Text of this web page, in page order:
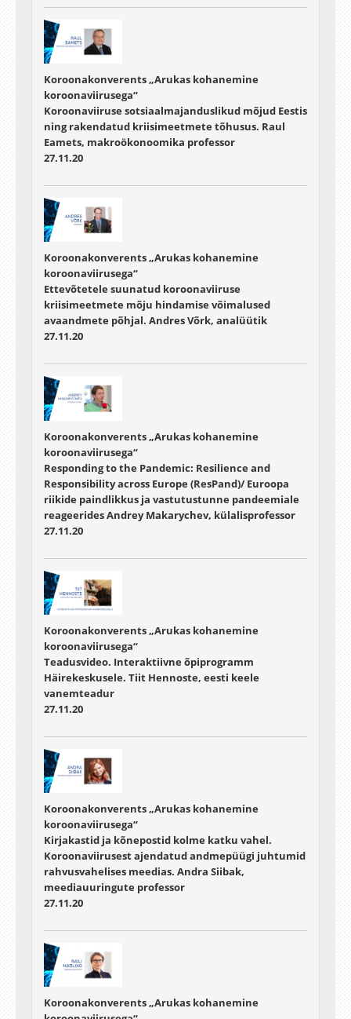
Koroonakonverents „Arukas kohanemine
koroonaviirusega“
Koroonaviiruse sotsiaalmajanduslikud mõjud Eestis
ning rakendatud kriisimeetmete tõhusus. Raul
Eamets, makroökonoomika professor
27.11.20
Koroonakonverents „Arukas kohanemine
koroonaviirusega“
Ettevõtetele suunatud koroonaviiruse
kriisimeetmete mõju hindamise võimalused
avaandmete põhjal. Andres Võrk, analüütik
27.11.20
Koroonakonverents „Arukas kohanemine
koroonaviirusega“
Responding to the Pandemic: Resilience and
Responsibility across Europe (ResPand)/ Euroopa
riikide paindlikkus ja vastutustunne pandeemiale
reageerides Andrey Makarychev, külalisprofessor
27.11.20
Koroonakonverents „Arukas kohanemine
koroonaviirusega“
Teadusvideo. Interaktiivne õpiprogramm
Häirekeskusele. Tiit Hennoste, eesti keele
vanemteadur
27.11.20
Koroonakonverents „Arukas kohanemine
koroonaviirusega“
Kirjakastid ja kõnepostid kolme katku vahel.
Koroonaviirusest ajendatud andmepüügi juhtumid
rahvusvahelises meedias. Andra Siibak,
meediauuringute professor
27.11.20
Koroonakonverents „Arukas kohanemine